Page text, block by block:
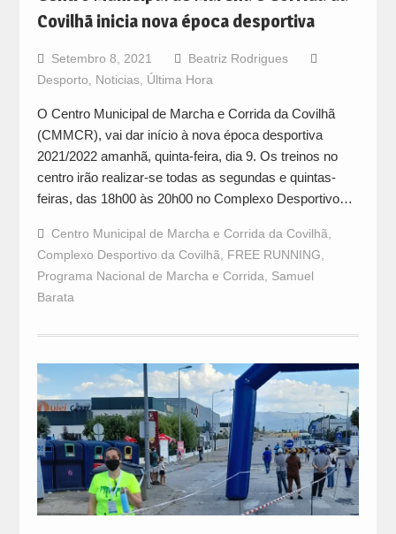
Covilhã inicia nova época desportiva
Setembro 8, 2021
Beatriz Rodrigues
Desporto, Noticias, Última Hora
O Centro Municipal de Marcha e Corrida da Covilhã
(CMMCR), vai dar início à nova época desportiva
2021/2022 amanhã, quinta-feira, dia 9. Os treinos no
centro irão realizar-se todas as segundas e quintas-
feiras, das 18h00 às 20h00 no Complexo Desportivo…
Centro Municipal de Marcha e Corrida da Covilhã,
Complexo Desportivo da Covilhã, FREE RUNNING,
Programa Nacional de Marcha e Corrida, Samuel
Barata